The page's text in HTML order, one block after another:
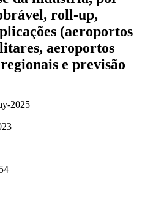
roll-up,
(aeroportos
aeroportos
e previsão
2025